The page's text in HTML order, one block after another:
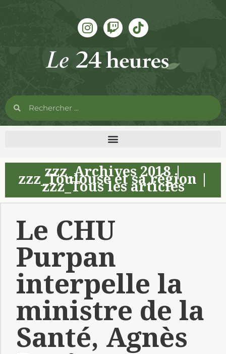
zzz_Archives 2018|
zzz_Toulouse et sa région
zzz_Tous les articles
Le CHU
Purpan
interpelle la
ministre de la
Santé, Agnès